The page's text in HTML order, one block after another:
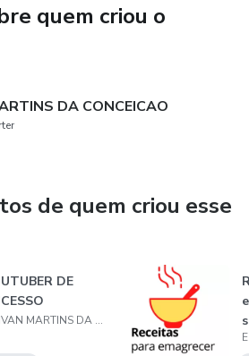
quem criou o
DA CONCEICAO
de quem criou esse
DE
EDIVAN MARTINS DA CONCEICAO